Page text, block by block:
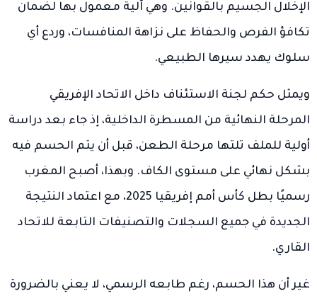
الإخلال الجسيم بالقوانين. وهي آلية معمول بها لضمان
تكافؤ الفرص والحفاظ على نزاهة المنافسات، وردع أي
سلوك يهدد سيرها الطبيعي.
ويمثل حكم لجنة الاستئناف داخل الاتحاد الإفريقي
المرحلة النهائية من المسطرة الداخلية، إذ جاء بعد دراسة
أولية للملف تلتها مرحلة الطعن، قبل أن يتم الحسم فيه
بشكل نهائي على مستوى الكاف. وبهذا، أصبح المغرب
رسميًا بطل كأس أمم إفريقيا 2025، مع اعتماد النتيجة
الجديدة في جميع السجلات والتصنيفات التابعة للاتحاد
القاري.
غير أن هذا الحسم، رغم طابعه الرسمي، لا يعني بالضرورة